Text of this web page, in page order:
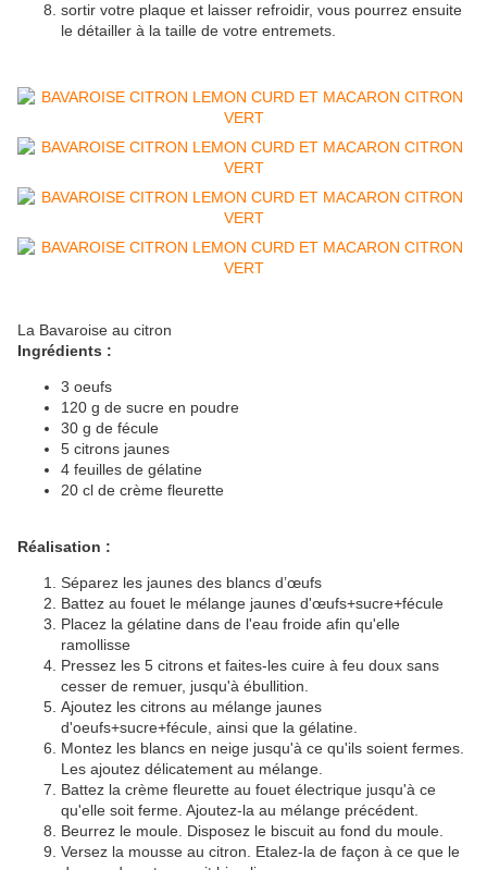
sortir votre plaque et laisser refroidir, vous pourrez ensuite
le détailler à la taille de votre entremets.
La Bavaroise au citron
Ingrédients :
3 oeufs
120 g de sucre en poudre
30 g de fécule
5 citrons jaunes
4 feuilles de gélatine
20 cl de crème fleurette
Réalisation :
Séparez les jaunes des blancs d’œufs
Battez au fouet le mélange jaunes d'œufs+sucre+fécule
Placez la gélatine dans de l'eau froide afin qu'elle
ramollisse
Pressez les 5 citrons et faites-les cuire à feu doux sans
cesser de remuer, jusqu'à ébullition.
Ajoutez les citrons au mélange jaunes
d'oeufs+sucre+fécule, ainsi que la gélatine.
Montez les blancs en neige jusqu'à ce qu'ils soient fermes.
Les ajoutez délicatement au mélange.
Battez la crème fleurette au fouet électrique jusqu'à ce
qu'elle soit ferme. Ajoutez-la au mélange précédent.
Beurrez le moule. Disposez le biscuit au fond du moule.
Versez la mousse au citron. Etalez-la de façon à ce que le